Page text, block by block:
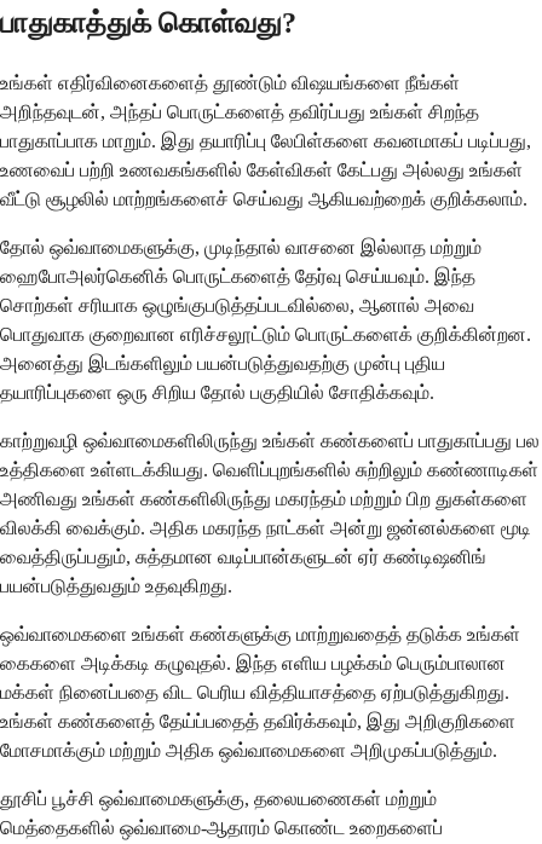
பாதுகாத்துக் கொள்வது?
உங்கள் எதிர்வினைகளைத் தூண்டும் விஷயங்களை நீங்கள்
அறிந்தவுடன், அந்தப் பொருட்களைத் தவிர்ப்பது உங்கள் சிறந்த
பாதுகாப்பாக மாறும். இது தயாரிப்பு லேபிள்களை கவனமாகப் படிப்பது,
உணவைப் பற்றி உணவகங்களில் கேள்விகள் கேட்பது அல்லது உங்கள்
வீட்டு சூழலில் மாற்றங்களைச் செய்வது ஆகியவற்றைக் குறிக்கலாம்.
தோல் ஒவ்வாமைகளுக்கு, முடிந்தால் வாசனை இல்லாத மற்றும்
ஹைபோஅலர்கெனிக் பொருட்களைத் தேர்வு செய்யவும். இந்த
சொற்கள் சரியாக ஒழுங்குபடுத்தப்படவில்லை, ஆனால் அவை
பொதுவாக குறைவான எரிச்சலூட்டும் பொருட்களைக் குறிக்கின்றன.
அனைத்து இடங்களிலும் பயன்படுத்துவதற்கு முன்பு புதிய
தயாரிப்புகளை ஒரு சிறிய தோல் பகுதியில் சோதிக்கவும்.
காற்றுவழி ஒவ்வாமைகளிலிருந்து உங்கள் கண்களைப் பாதுகாப்பது பல
உத்திகளை உள்ளடக்கியது. வெளிப்புறங்களில் சுற்றிலும் கண்ணாடிகள்
அணிவது உங்கள் கண்களிலிருந்து மகரந்தம் மற்றும் பிற துகள்களை
விலக்கி வைக்கும். அதிக மகரந்த நாட்கள் அன்று ஜன்னல்களை மூடி
வைத்திருப்பதும், சுத்தமான வடிப்பான்களுடன் ஏர் கண்டிஷனிங்
பயன்படுத்துவதும் உதவுகிறது.
ஒவ்வாமைகளை உங்கள் கண்களுக்கு மாற்றுவதைத் தடுக்க உங்கள்
கைகளை அடிக்கடி கழுவுதல். இந்த எளிய பழக்கம் பெரும்பாலான
மக்கள் நினைப்பதை விட பெரிய வித்தியாசத்தை ஏற்படுத்துகிறது.
உங்கள் கண்களைத் தேய்ப்பதைத் தவிர்க்கவும், இது அறிகுறிகளை
மோசமாக்கும் மற்றும் அதிக ஒவ்வாமைகளை அறிமுகப்படுத்தும்.
தூசிப் பூச்சி ஒவ்வாமைகளுக்கு, தலையணைகள் மற்றும்
மெத்தைகளில் ஒவ்வாமை-ஆதாரம் கொண்ட உறைகளைப்